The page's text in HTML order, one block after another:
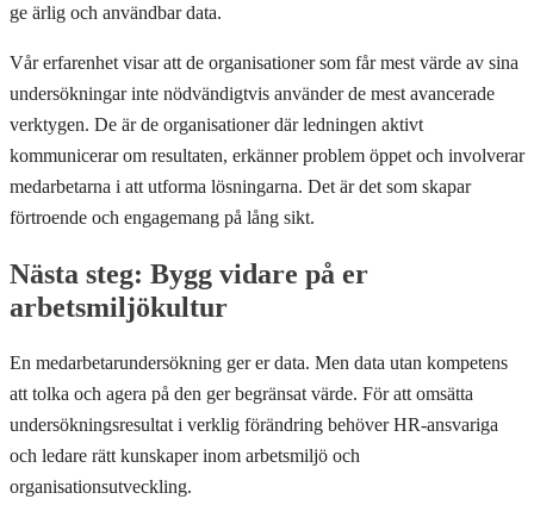
ge ärlig och användbar data.
Vår erfarenhet visar att de organisationer som får mest värde av sina
undersökningar inte nödvändigtvis använder de mest avancerade
verktygen. De är de organisationer där ledningen aktivt
kommunicerar om resultaten, erkänner problem öppet och involverar
medarbetarna i att utforma lösningarna. Det är det som skapar
förtroende och engagemang på lång sikt.
Nästa steg: Bygg vidare på er
arbetsmiljökultur
En medarbetarundersökning ger er data. Men data utan kompetens
att tolka och agera på den ger begränsat värde. För att omsätta
undersökningsresultat i verklig förändring behöver HR-ansvariga
och ledare rätt kunskaper inom arbetsmiljö och
organisationsutveckling.